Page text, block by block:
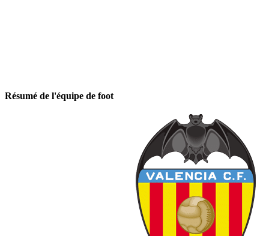
Résumé de l'équipe de foot